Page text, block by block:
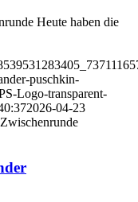
Heute haben die
puschkin-
Logo-transparent-
2026-04-23